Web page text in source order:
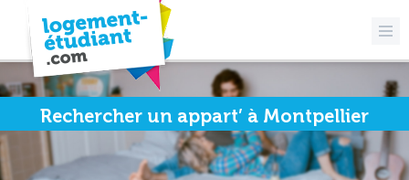
Rechercher un appart’ à Montpellier